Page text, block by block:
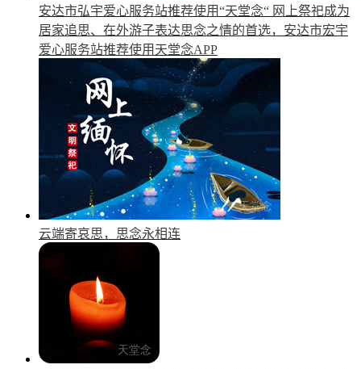
安达市弘宇爱心服务站推荐使用“天堂念“ 网上祭祀成为
居家追思、在外游子表达思念之情的首选，安达市宏宇
爱心服务站推荐使用天堂念APP
云端寄哀思，思念永相连